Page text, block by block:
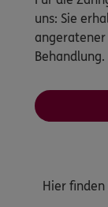
uns: Sie
Behandlung.
Hier finden